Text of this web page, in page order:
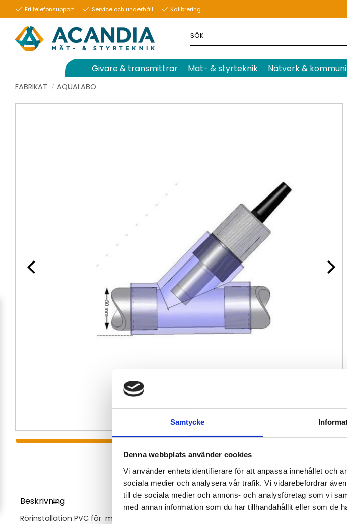
Samtycke
Denna webbplats använder cookies
Vi använder enhetsidentifierare för att anpassa innehållet och
sociala medier och analysera vår trafik. Vi vidarebefordrar
till de sociala medier och annons- och analysföretag som vi
med annan information som du har tillhandahållit eller som de
Fri telefonsupport Service och underhåll Kalibrering
Givare & transmittrar Mät- & styrteknik Nätverk &
FABRIKAT AQUALABO
Beskrivning
Rörinstallation PVC för montering av Aqualabo sensorer.